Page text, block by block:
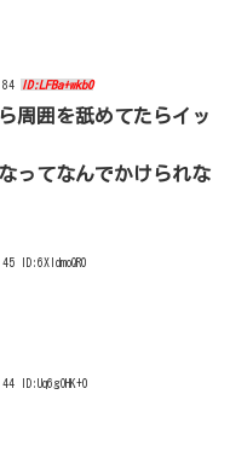
ID:LFBa+wkb0
周囲を舐めてたらイッ
ってなんでかけられな
ID:6XIdmoQR0
ID:Uq6gOHK+0